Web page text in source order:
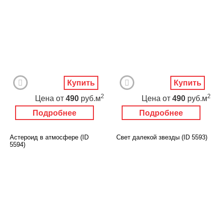
Подробнее
Цена от 490 руб.м2
Купить
Подробнее
Цена от 490 руб.м2
Купить
Астероид в атмосфере (ID
5594)
Свет далекой звезды (ID 5593)